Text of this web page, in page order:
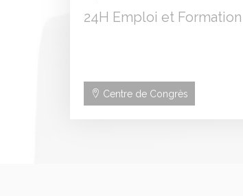
24H Emploi et Formation
Centre de Congrès